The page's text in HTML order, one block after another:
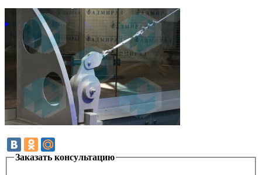
Заказать консультацию